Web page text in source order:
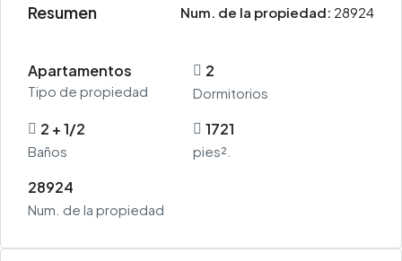
Resumen Num. de la propiedad: 28924
Apartamentos
Tipo de propiedad
2
Dormitorios
2 + 1/2
Baños
1721
pies².
28924
Num. de la propiedad